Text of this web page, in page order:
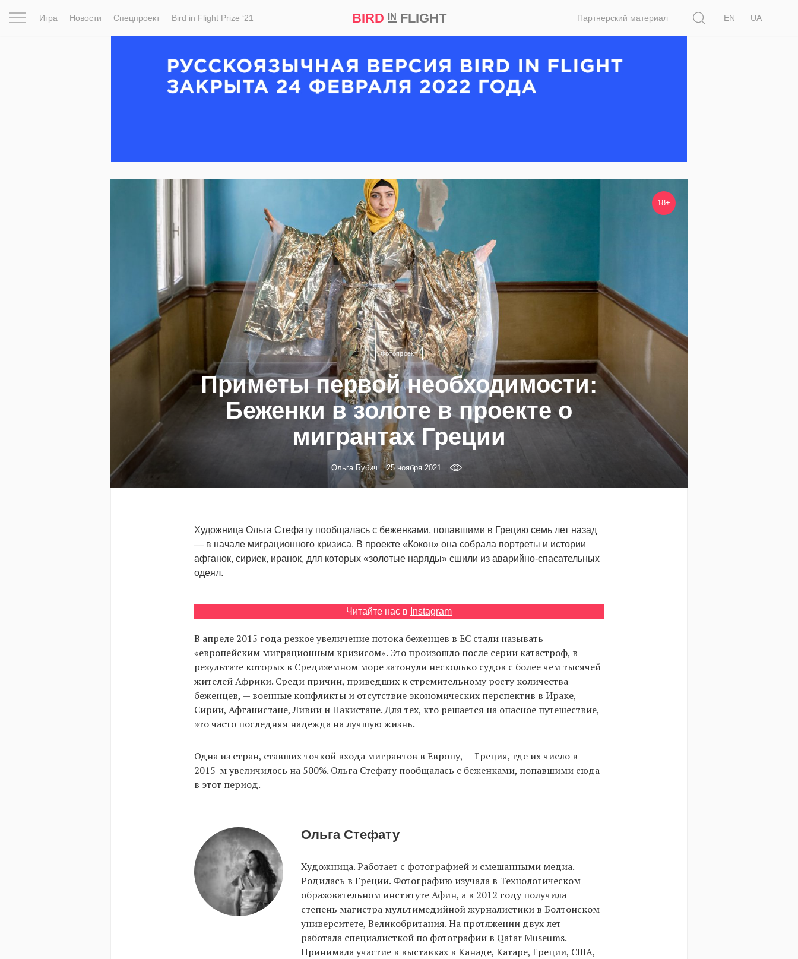
Игра Новости Спецпроект Bird in Flight Prize ‘21 BIRD INFLIGHT Партнерский материал
EN
UA
18+
Фотопроект
Приметы первой необходимости:
Беженки в золоте в проекте о
мигрантах Греции
Ольга Бубич 25 ноября 2021
Художница Ольга Стефату пообщалась с беженками, попавшими в Грецию семь лет назад
— в начале миграционного кризиса. В проекте «Кокон» она собрала портреты и истории
афганок, сириек, иранок, для которых «золотые наряды» сшили из аварийно-спасательных
одеял.
Читайте нас в Instagram
В апреле 2015 года резкое увеличение потока беженцев в ЕС стали называть
«европейским миграционным кризисом». Это произошло после серии катастроф, в
результате которых в Средиземном море затонули несколько судов с более чем тысячей
жителей Африки. Среди причин, приведших к стремительному росту количества
беженцев, — военные конфликты и отсутствие экономических перспектив в Ираке,
Сирии, Афганистане, Ливии и Пакистане. Для тех, кто решается на опасное путешествие,
это часто последняя надежда на лучшую жизнь.
Одна из стран, ставших точкой входа мигрантов в Европу, — Греция, где их число в
2015-мувеличилось на 500%. Ольга Стефату пообщалась с беженками, попавшими сюда
в этот период.
Ольга Стефату
Художница. Работает с фотографией и смешанными медиа.
Родилась в Греции. Фотографию изучала в Технологическом
образовательном институте Афин, а в 2012 году получила
степень магистра мультимедийной журналистики в Болтонском
университете, Великобритания. На протяжении двух лет
работала специалисткой по фотографии в Qatar Museums.
Принимала участие в выставках в Канаде, Катаре, Греции, США,